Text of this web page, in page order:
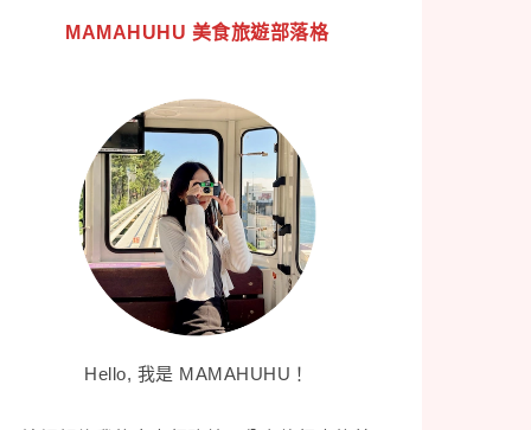
MAMAHUHU 美食旅遊部落格
Hello, 我是 MAMAHUHU！